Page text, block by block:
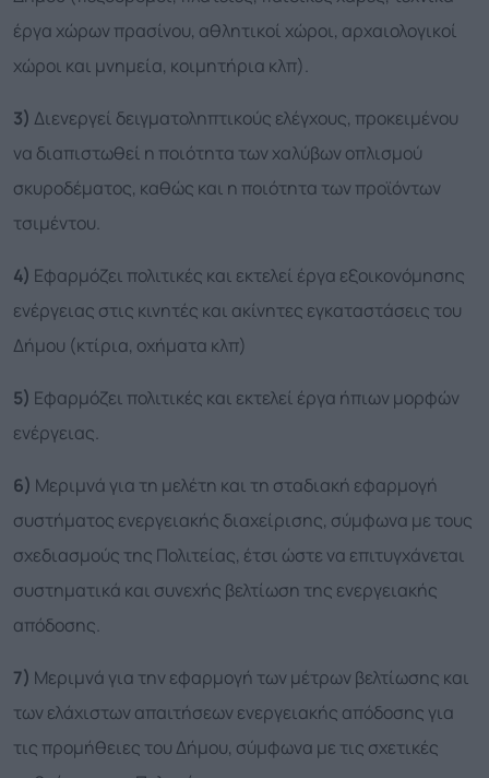
έργα χώρων πρασίνου, αθλητικοί χώροι, αρχαιολογικοί
χώροι και μνημεία, κοιμητήρια κλπ).
3) Διενεργεί δειγματοληπτικούς ελέγχους, προκειμένου
να διαπιστωθεί η ποιότητα των χαλύβων οπλισμού
σκυροδέματος, καθώς και η ποιότητα των προϊόντων
τσιμέντου.
4) Εφαρμόζει πολιτικές και εκτελεί έργα εξοικονόμησης
ενέργειας στις κινητές και ακίνητες εγκαταστάσεις του
Δήμου (κτίρια, οχήματα κλπ)
5) Εφαρμόζει πολιτικές και εκτελεί έργα ήπιων μορφών
ενέργειας.
6) Μεριμνά για τη μελέτη και τη σταδιακή εφαρμογή
συστήματος ενεργειακής διαχείρισης, σύμφωνα με τους
σχεδιασμούς της Πολιτείας, έτσι ώστε να επιτυγχάνεται
συστηματικά και συνεχής βελτίωση της ενεργειακής
απόδοσης.
7) Μεριμνά για την εφαρμογή των μέτρων βελτίωσης και
των ελάχιστων απαιτήσεων ενεργειακής απόδοσης για
τις προμήθειες του Δήμου, σύμφωνα με τις σχετικές